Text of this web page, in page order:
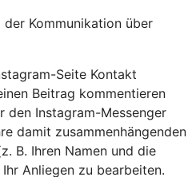
Kommunikation über
Seite Kontakt
Beitrag kommentieren
den Instagram-Messenger
damit zusammenhängenden
B. Ihren Namen und die
Anliegen zu bearbeiten.